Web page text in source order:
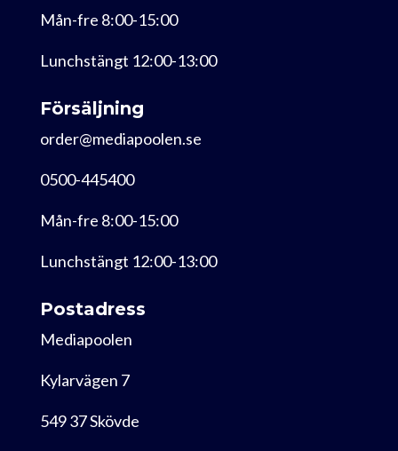
Mån-fre 8:00-15:00
Lunchstängt 12:00-13:00
Försäljning
order@mediapoolen.se
0500-445400
Mån-fre 8:00-15:00
Lunchstängt 12:00-13:00
Postadress
Mediapoolen
Kylarvägen 7
549 37 Skövde